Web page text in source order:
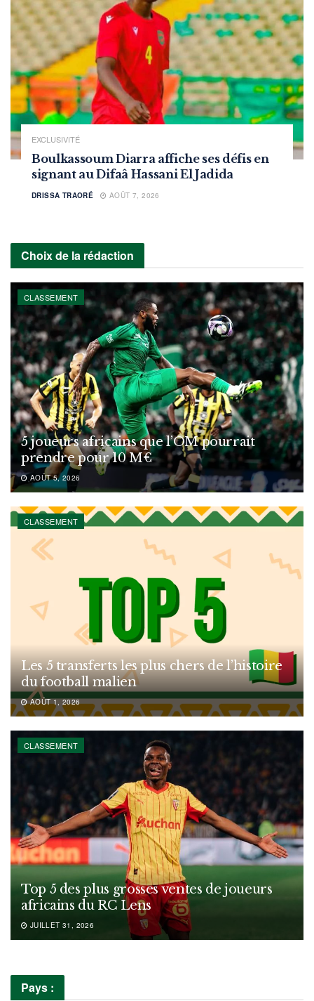
EXCLUSIVITÉ
Boulkassoum Diarra affiche ses défis en
signant au Difaâ Hassani El Jadida
DRISSA TRAORÉ AOÛT 7, 2026
Choix de la rédaction
CLASSEMENT
5 joueurs africains que l’OM pourrait
prendre pour 10 M€
AOÛT 5, 2026
CLASSEMENT
Les 5 transferts les plus chers de l’histoire
du football malien
AOÛT 1, 2026
CLASSEMENT
Top 5 des plus grosses ventes de joueurs
africains du RC Lens
JUILLET 31, 2026
Pays :